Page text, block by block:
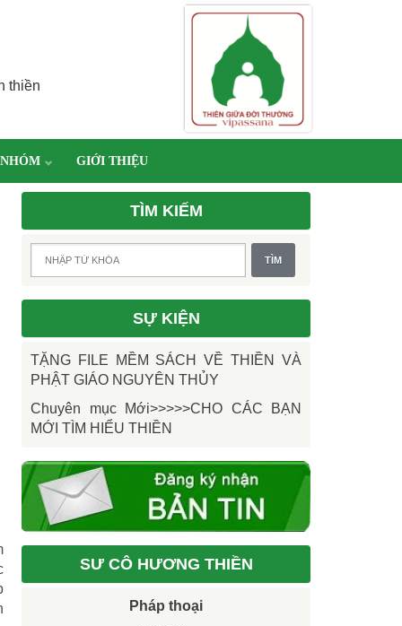
thiền
GIỚI THIỆU
TÌM KIẾM
SỰ KIỆN
TẶNG FILE MỀM SÁCH VỀ THIỀN VÀ
PHẬT GIÁO NGUYÊN THỦY
Chuyên mục Mới>>>>>CHO CÁC BẠN
MỚI TÌM HIỂU THIỀN
SƯ CÔ HƯƠNG THIỀN
Pháp thoại